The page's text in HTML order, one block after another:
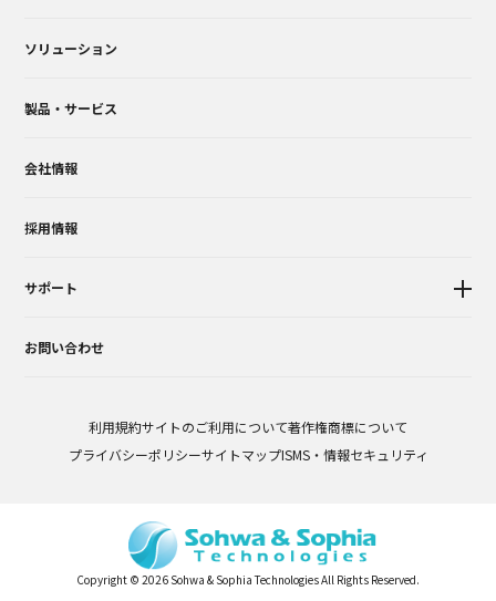
ソリューション
製品・サービス
会社情報
採用情報
サポート
お問い合わせ
利用規約サイトのご利用について著作権商標について
プライバシーポリシーサイトマップISMS・情報セキュリティ
Copyright © 2026 Sohwa & Sophia Technologies All Rights Reserved.